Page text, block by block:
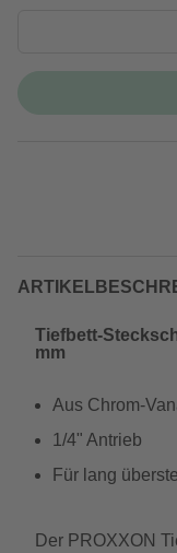
Tiefbett-
mm
Aus Chrom-
1/4" Antrieb
Für lang
Der PROXXON